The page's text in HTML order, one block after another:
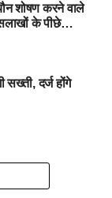
ACTION
ने आकाश को
शोषण करने वाले
सलाखों के पीछे…
सख्ती, दर्ज होंगे